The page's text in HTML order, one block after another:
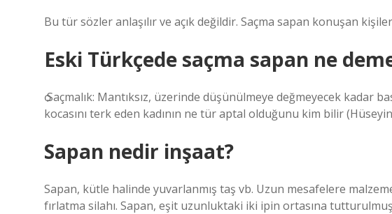
Bu tür sözler anlaşılır ve açık değildir. Saçma sapan konuşan
Eski Türkçede saçma sapan ne
ѻ Saçmalık: Mantıksız, üzerinde düşünülmeye değmeyecek kadar
kocasını terk eden kadının ne tür aptal olduğunu kim bilir (Hüseyin
Sapan nedir inşaat?
Sapan, kütle halinde yuvarlanmış taş vb. Uzun mesafelere
fırlatma silahı. Sapan, eşit uzunluktaki iki ipin ortasına